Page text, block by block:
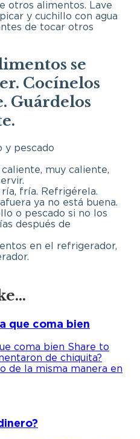
otros alimentos. Lave
y cuchillo con agua
de tocar otros
se
Cocínelos
Guárdelos
y pescado
muy caliente,
fría. Refrigérela.
ya no está buena.
o pescado si no los
después de
en el refrigerador,
que coma bien
coma bien Share to
de chiquita?
de la misma manera en